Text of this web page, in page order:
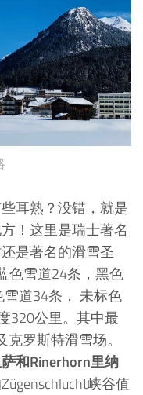
耳熟？没错，就是
！这里是瑞士著名
是著名的滑雪圣
色雪道24条，黑色
道34条， 未标色
320公里。其中最
罗斯特滑雪场。
和Rinerhorn里纳
峡谷值